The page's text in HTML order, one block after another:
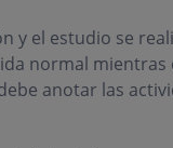
y el estudio se
normal mientras
anotar las